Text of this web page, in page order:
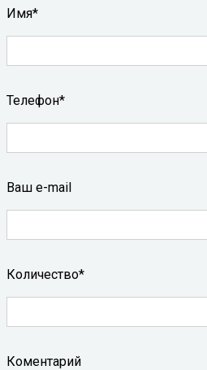
Имя*
Телефон*
Ваш e-mail
Количество*
Коментарий